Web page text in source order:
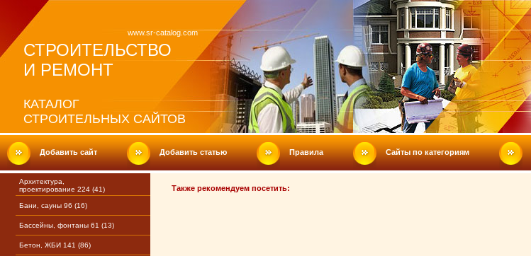
www.sr-catalog.com
СТРОИТЕЛЬСТВО
И РЕМОНТ
КАТАЛОГ
СТРОИТЕЛЬНЫХ САЙТОВ
Добавить сайт Добавить статью Правила Сайты по категориям
Архитектура,
проектирование 224 (41)
Бани, сауны 96 (16)
Бассейны, фонтаны 61 (13)
Бетон, ЖБИ 141 (86)
Также рекомендуем посетить: